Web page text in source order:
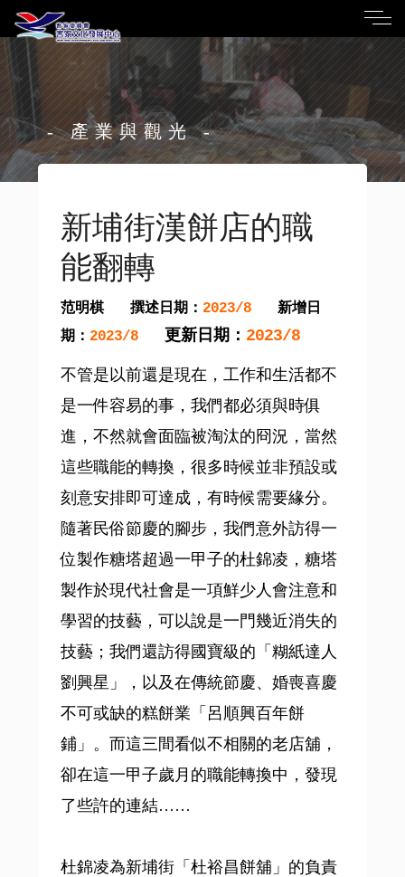
- 產業與觀光 -
新埔街漢餅店的職
能翻轉
范明棋 撰述日期： 2023/8
新增日
期： 2023/8 更新日期： 2023/8
不管是以前還是現在，工作和生活都不
是一件容易的事，我們都必須與時俱
進，不然就會面臨被淘汰的冏況，當然
這些職能的轉換，很多時候並非預設或
刻意安排即可達成，有時候需要緣分。
隨著民俗節慶的腳步，我們意外訪得一
位製作糖塔超過一甲子的杜錦凌，糖塔
製作於現代社會是一項鮮少人會注意和
學習的技藝，可以說是一門幾近消失的
技藝；我們還訪得國寶級的「糊紙達人
劉興星」，以及在傳統節慶、婚喪喜慶
不可或缺的糕餅業「呂順興百年餅
鋪」。而這三間看似不相關的老店舖，
卻在這一甲子歲月的職能轉換中，發現
了些許的連結……
杜錦凌為新埔街「杜裕昌餅舖」的負責